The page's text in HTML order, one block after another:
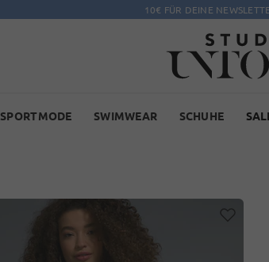
10€ FÜR DEINE
SPORTMODE SWIMWEAR SCHUHE